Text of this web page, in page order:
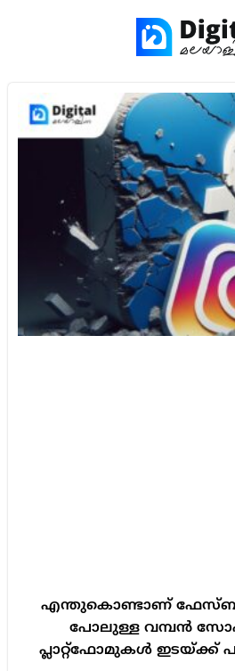
എന്തുകൊണ്ടാണ്
പോലുള്ള വമ്പൻ
പ്ലാറ്റ്ഫോമുകൾ ഇടയ്ക്ക്